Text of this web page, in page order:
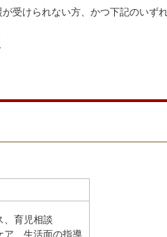
受けられない方、かつ下記のいず
、育児相談
ア、生活面の指導